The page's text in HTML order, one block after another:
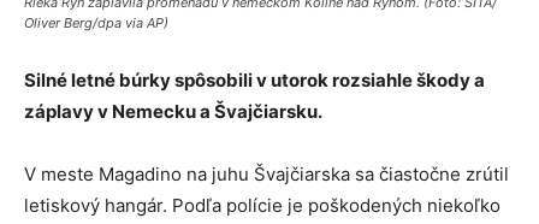
Oliver Berg/dpa via AP)
Silné letné búrky spôsobili v utorok rozsiahle škody a
záplavy v Nemecku a Švajčiarsku.
V meste Magadino na juhu Švajčiarska sa čiastočne zrútil
letiskový hangár. Podľa polície je poškodených niekoľko